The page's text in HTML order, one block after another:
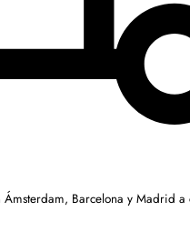
Ámsterdam, Barcelona y Madrid